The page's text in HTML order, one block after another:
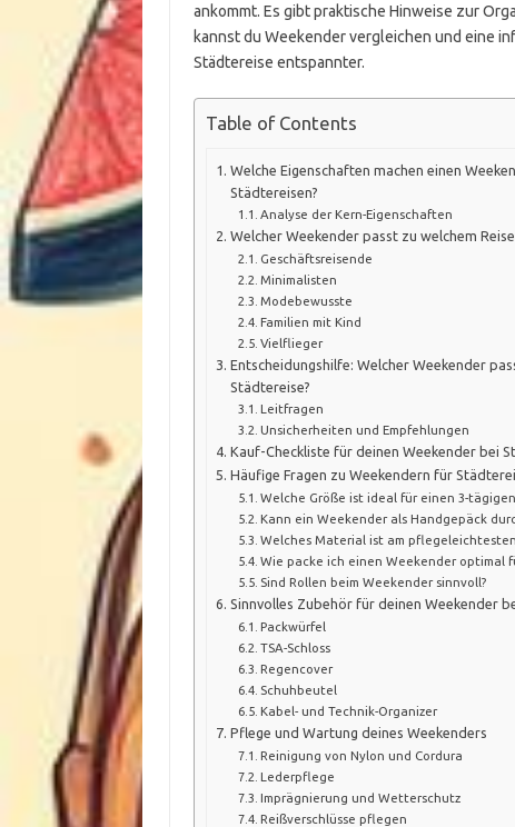
ankommt. Es gibt praktische Hinweise zur
kannst du Weekender vergleichen und eine
Städtereise entspannter.
Table of Contents
Welche Eigenschaften machen einen
Städtereisen?
Analyse der Kern-Eigenschaften
Welcher Weekender passt zu welchem
Geschäftsreisende
Minimalisten
Modebewusste
Familien mit Kind
Vielflieger
Entscheidungshilfe: Welcher Weekender
Städtereise?
Leitfragen
Unsicherheiten und Empfehlungen
Kauf-Checkliste für deinen Weekender bei
Häufige Fragen zu Weekendern für
Welche Größe ist ideal für einen 3-
Kann ein Weekender als Handgepäck
Welches Material ist am
Wie packe ich einen Weekender optimal
Sind Rollen beim Weekender sinnvoll?
Sinnvolles Zubehör für deinen Weekender
Packwürfel
TSA-Schloss
Regencover
Schuhbeutel
Kabel- und Technik-Organizer
Pflege und Wartung deines Weekenders
Reinigung von Nylon und Cordura
Lederpflege
Imprägnierung und Wetterschutz
Reißverschlüsse pflegen